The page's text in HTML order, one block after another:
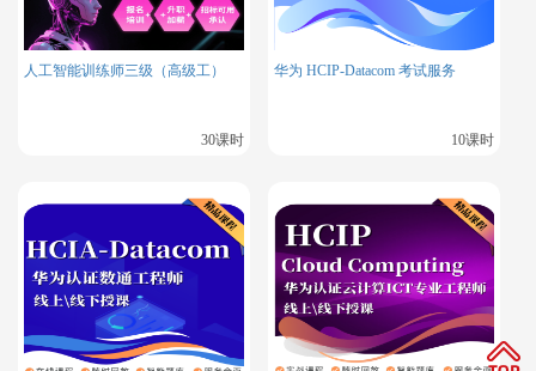
人工智能训练师三级（高级工）
30课时
华为 HCIP-Datacom 考试服务
10课时